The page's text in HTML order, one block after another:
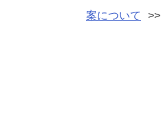
案について